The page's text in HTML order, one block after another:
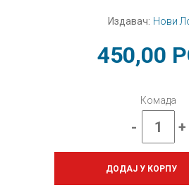
Издавач: Нови
450,00
Комада
-
Српски
језик
граматика,
дигитални
+
ДОДАЈ У КОРПУ